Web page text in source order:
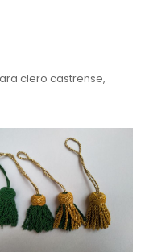
clero castrense,